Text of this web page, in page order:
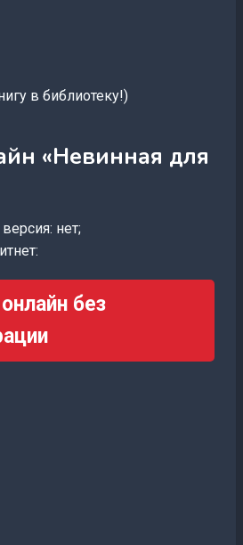
в библиотеку!)
«Невинная для
нет;
без